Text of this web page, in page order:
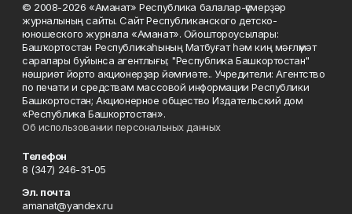
© 2008-2026 «Аманат» Республика балалар-үҫмерҙәр
журналының сайты. Сайт Республиканского детско-
юношеского журнала «Аманат». Ойоштороусылары:
Башҡортостан Республикаһының Матбуғат һәм киң мәғлүмәт
саралары буйынса агентлығы; "Республика Башкортостан"
нәшриәт йорто акционерҙар йәмғиәте.. Учредители: Агентство
по печати и средствам массовой информации Республики
Башкортостан; Акционерное общество Издательский дом
«Республика Башкортостан».
Об использовании персональных данных
Телефон
8 (347) 246-31-05
Эл. почта
amanat@yandex.ru